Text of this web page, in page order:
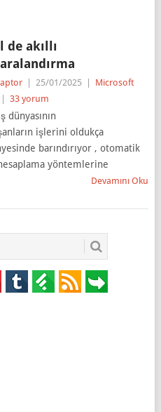
de akıllı
25/01/2025
Microsoft
33 yorum
dünyasının
işlerini oldukça
barındırıyor , otomatik
yöntemlerine
Devamını Oku